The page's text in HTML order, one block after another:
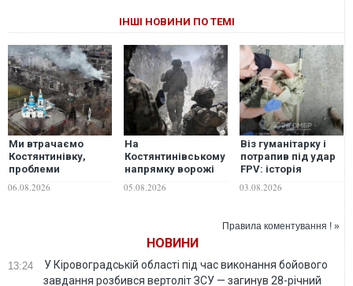
ІНШІ НОВИНИ ПО ТЕМІ
Ми втрачаємо
Костянтинівку,
проблеми
Краматорсько-
06.08.2026
На
Костянтинівському
напрямку ворожі
завжди несуть із
05.08.2026
Віз гуманітарку і
потрапив під удар
FPV: історія
річного
своїх
03.08.2026
Правила коментування ! »
НОВИНИ
13:24
У Кіровоградській області під час виконання бойового
завдання розбився вертоліт ЗСУ — загинув 28-річний